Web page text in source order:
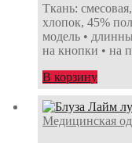
Ткань:
хлопок, 45%
модель •
на кнопки • на
В корзину
Медицинская